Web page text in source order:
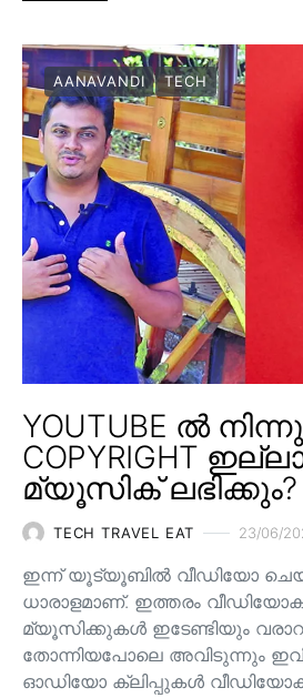
AANAVANDI TECH
YOUTUBE ൽ
COPYRIGHT
മ്യൂസിക് ലഭിക്കും?
TECH TRAVEL EAT 23/06/
ഇന്ന് യൂട്യൂബിൽ വീഡിയോ
ധാരാളമാണ്. ഇത്തരം
മ്യൂസിക്കുകൾ ഇടേണ്ടിയും
തോന്നിയപോലെ അവിടുന്നും
ഓഡിയോ ക്ലിപ്പുകൾ